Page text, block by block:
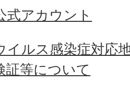
式アカウント
イルス感染症対応
証等について